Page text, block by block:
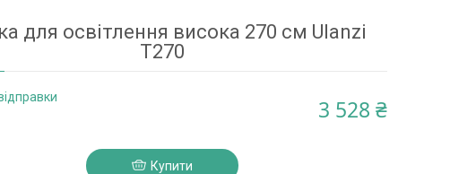
для освітлення висока 270 см Ulanzi
T270
3 528 ₴
Купити